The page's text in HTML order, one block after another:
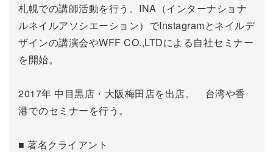
札幌での講師活動を行う。INA（インターナショナ
ルネイルアソシエーション）でInstagramとネイルデ
ザインの講演会やWFF CO.,LTDによる自社セミナー
を開始。
2017年 中目黒店・大阪梅田店を出店。 台湾や香
港でのセミナーを行う。
■ 著名クライアント